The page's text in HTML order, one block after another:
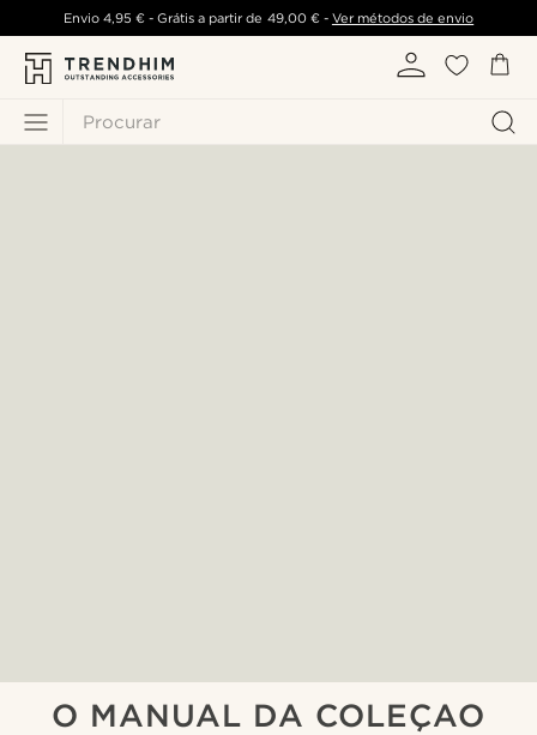
Procurar
Envio 4,95 €- Grátis a partir de 49,00 €- Ver métodos de envio
O MANUAL DA COLEÇAO